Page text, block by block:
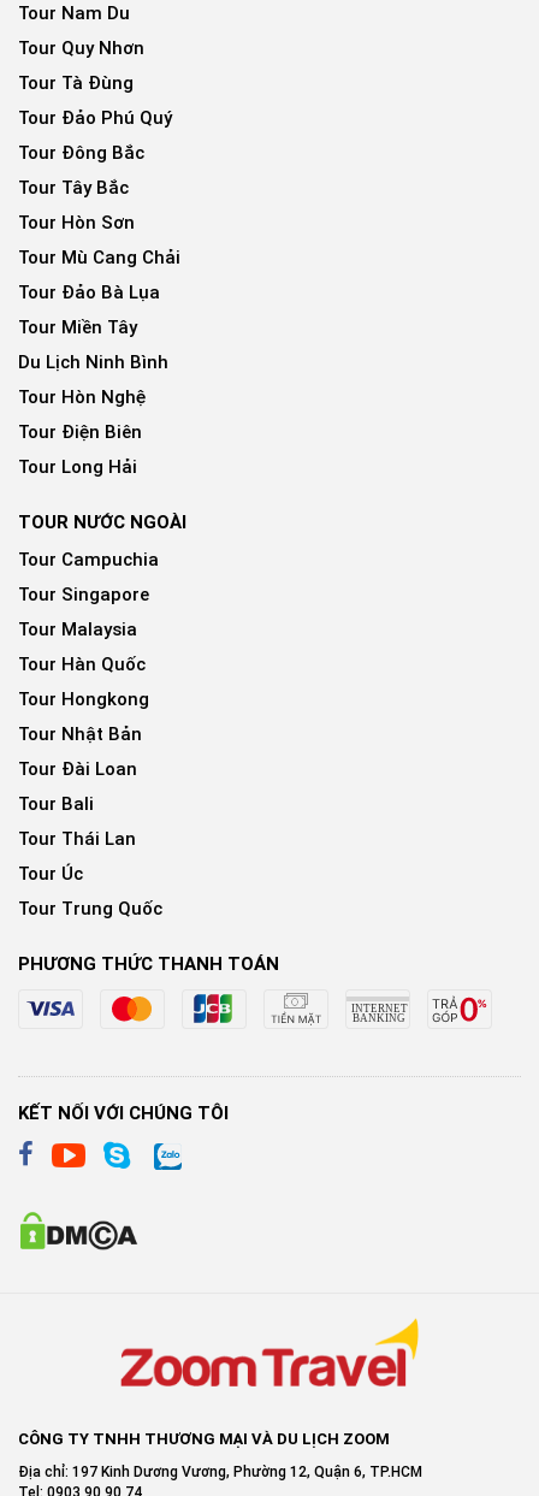
Tour Nam Du
Tour Quy Nhơn
Tour Tà Đùng
Tour Đảo Phú Quý
Tour Đông Bắc
Tour Tây Bắc
Tour Hòn Sơn
Tour Mù Cang Chải
Tour Đảo Bà Lụa
Tour Miền Tây
Du Lịch Ninh Bình
Tour Hòn Nghệ
Tour Điện Biên
Tour Long Hải
TOUR NƯỚC NGOÀI
Tour Campuchia
Tour Singapore
Tour Malaysia
Tour Hàn Quốc
Tour Hongkong
Tour Nhật Bản
Tour Đài Loan
Tour Bali
Tour Thái Lan
Tour Úc
Tour Trung Quốc
PHƯƠNG THỨC THANH TOÁN
KẾT NỐI VỚI CHÚNG TÔI
CÔNG TY TNHH THƯƠNG MẠI VÀ DU LỊCH ZOOM
Địa chỉ: 197 Kinh Dương Vương, Phường 12, Quận 6, TP.HCM